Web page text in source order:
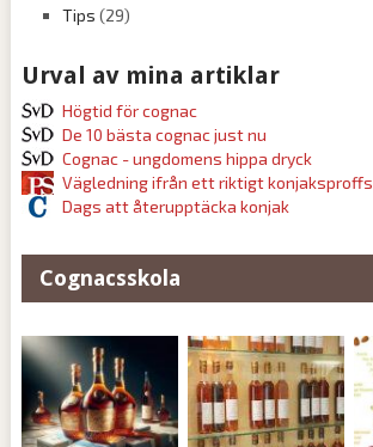
Tips (29)
Urval av mina artiklar
Högtid för cognac
De 10 bästa cognac just nu
Cognac - ungdomens hippa dryck
Vägledning ifrån ett riktigt konjaksproffs
Dags att återupptäcka konjak
Cognacsskola